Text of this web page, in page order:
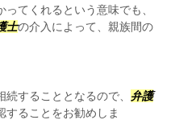
てくれるという意味でも、
士の介入によって、親族間の
することとなるので、 弁護
することをお勧めしま